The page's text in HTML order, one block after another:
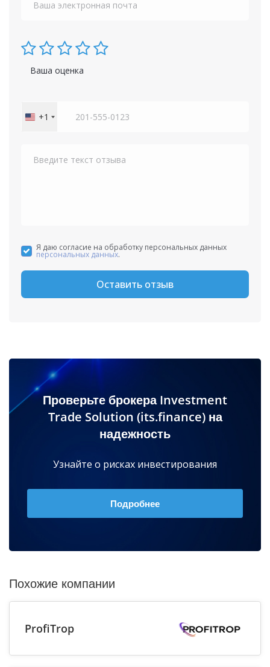
Ваша оценка
United
+1
Я даю согласие на обработку персональных данных
персональных данных.
Оставить отзыв
Проверьте брокера Investment
Trade Solution (its.finance) на
надежность
Узнайте о рисках инвестирования
Подробнее
Похожие компании
ProfiTrop